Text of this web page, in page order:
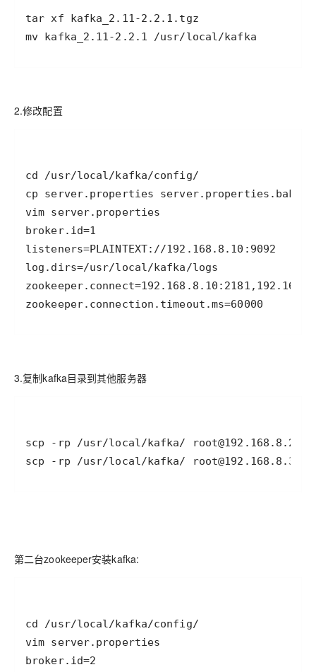
mv kafka_2.11-2.2.1 /usr/local/kafka
2.修改配置
zookeeper.connection.timeout.ms=60000
3.复制kafka目录到其他服务器
scp -rp /usr/local/kafka/
第二台zookeeper安装kafka: